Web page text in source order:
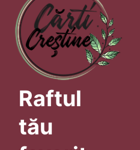
Raftul
tău